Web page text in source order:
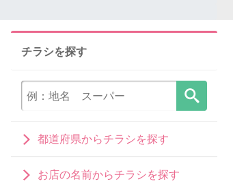
チラシを探す
都道府県からチラシを探す
お店の名前からチラシを探す